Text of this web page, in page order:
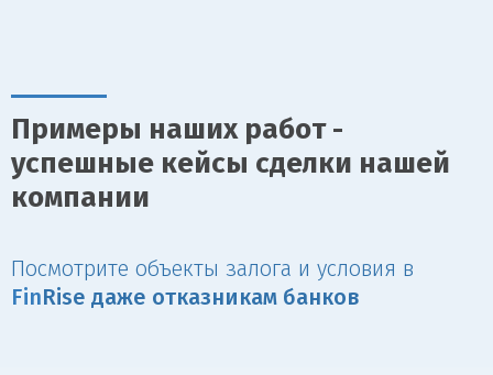
Примеры наших работ -
успешные кейсы сделки нашей
компании
Посмотрите объекты залога и условия в
Fin Rise даже отказникам банков